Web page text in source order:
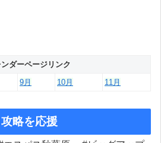
ダーページリンク
9月 10月 11月
略を応援